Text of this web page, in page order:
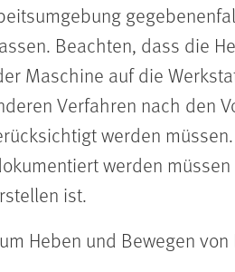
Beachten, dass die
Maschine auf die
Verfahren nach den
werden
werden
ist.
Heben und Bewegen